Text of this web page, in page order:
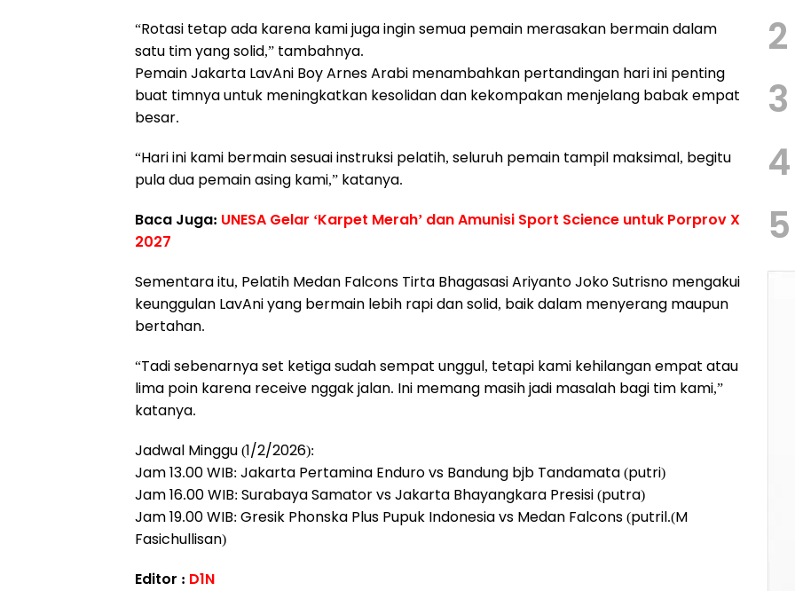
“Rotasi tetap ada karena kami juga ingin semua pemain merasakan bermain dalam
satu tim yang solid,” tambahnya.
Pemain Jakarta LavAni Boy Arnes Arabi menambahkan pertandingan hari ini penting
buat timnya untuk meningkatkan kesolidan dan kekompakan menjelang babak empat
besar.
“Hari ini kami bermain sesuai instruksi pelatih, seluruh pemain tampil maksimal, begitu
pula dua pemain asing kami,” katanya.
Baca Juga: UNESA Gelar ‘Karpet Merah’ dan Amunisi Sport Science untuk Porprov X
2027
Sementara itu, Pelatih Medan Falcons Tirta Bhagasasi Ariyanto Joko Sutrisno mengakui
keunggulan LavAni yang bermain lebih rapi dan solid, baik dalam menyerang maupun
bertahan.
“Tadi sebenarnya set ketiga sudah sempat unggul, tetapi kami kehilangan empat atau
lima poin karena receive nggak jalan. Ini memang masih jadi masalah bagi tim kami,”
katanya.
Jadwal Minggu (1/2/2026):
Jam 13.00 WIB: Jakarta Pertamina Enduro vs Bandung bjb Tandamata (putri)
Jam 16.00 WIB: Surabaya Samator vs Jakarta Bhayangkara Presisi (putra)
Jam 19.00 WIB: Gresik Phonska Plus Pupuk Indonesia vs Medan Falcons (putril.(M
Fasichullisan)
Editor : D1N
2
3
4
5